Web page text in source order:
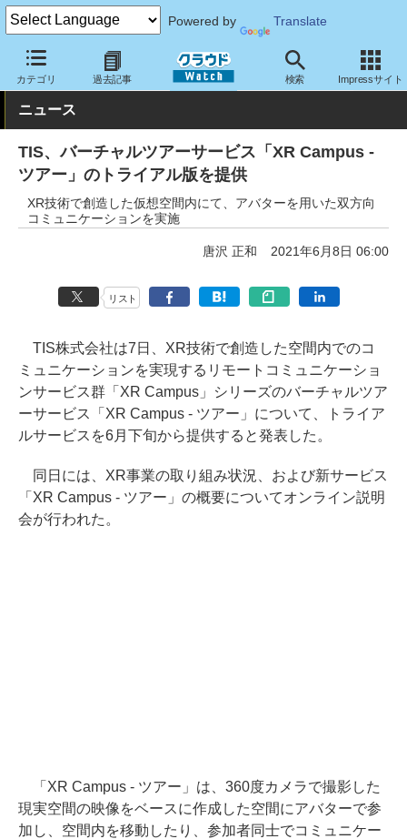
Powered by Translate
カテゴリ 過去記事 検索 Impressサイト
クラウド Watch サービス・ソフト サービス その他
ニュース
TIS、バーチャルツアーサービス「XR Campus -
ツアー」のトライアル版を提供
XR技術で創造した仮想空間内にて、アバターを用いた双方向
コミュニケーションを実施
唐沢 正和 2021年6月8日 06:00
リスト
TIS株式会社は7日、XR技術で創造した空間内でのコ
ミュニケーションを実現するリモートコミュニケーショ
ンサービス群「XR Campus」シリーズのバーチャルツア
ーサービス「XR Campus - ツアー」について、トライア
ルサービスを6月下旬から提供すると発表した。
同日には、XR事業の取り組み状況、および新サービス
「XR Campus - ツアー」の概要についてオンライン説明
会が行われた。
「XR Campus - ツアー」は、360度カメラで撮影した
現実空間の映像をベースに作成した空間にアバターで参
加し、空間内を移動したり、参加者同士でコミュニケー